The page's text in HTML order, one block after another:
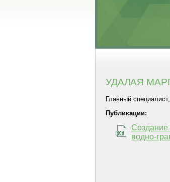
УДАЛАЯ
Главный
Публикации:
Создание
водно-